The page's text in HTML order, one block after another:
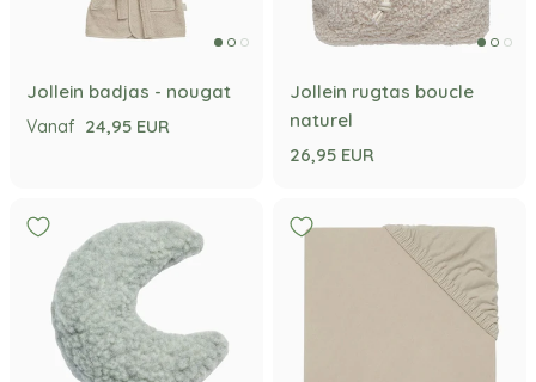
Jollein badjas - nougat
Vanaf 24,95 EUR
Jollein rugtas boucle
naturel
26,95 EUR